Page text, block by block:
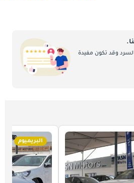
وقد تكون مفيدة
البريميوم